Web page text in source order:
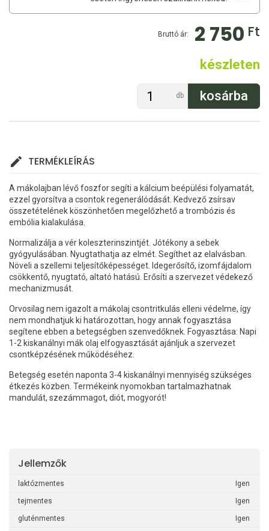
Bruttó ár: 2 750 Ft
készleten
db
TERMÉKLEÍRÁS
A mákolajban lévő foszfor segíti a kálcium beépülési folyamatát,
ezzel gyorsítva a csontok regenerálódását. Kedvező zsírsav
összetételének köszönhetően megelőzhető a trombózis és
embólia kialakulása.
Normalizálja a vér koleszterinszintjét. Jótékony a sebek
gyógyulásában. Nyugtathatja az elmét. Segíthet az elalvásban.
Növeli a szellemi teljesítőképességet. Idegerősítő, izomfájdalom
csökkentő, nyugtató, altató hatású. Erősíti a szervezet védekező
mechanizmusát.
Orvosilag nem igazolt a mákolaj csontritkulás elleni védelme, így
nem mondhatjuk ki határozottan, hogy annak fogyasztása
segítene ebben a betegségben szenvedőknek. Fogyasztása: Napi
1-2 kiskanálnyi mák olaj elfogyasztását ajánljuk a szervezet
csontképzésének működéséhez.
Betegség esetén naponta 3-4 kiskanálnyi mennyiség szükséges
étkezés közben. Termékeink nyomokban tartalmazhatnak
mandulát, szezámmagot, diót, mogyorót!
Jellemzők
laktózmentes Igen
tejmentes Igen
gluténmentes Igen